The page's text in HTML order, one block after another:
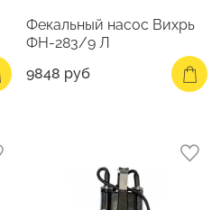
Фекальный насос Вихрь
ФН-283/9 Л
9848 руб